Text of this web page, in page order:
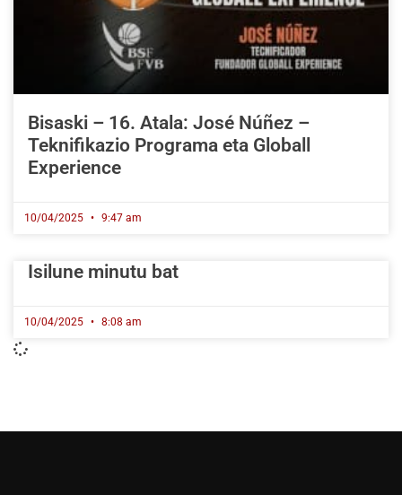
Bisaski – 16. Atala: José Núñez –
Teknifikazio Programa eta Globall
Experience
10/04/2025 9:47 am
Isilune minutu bat
10/04/2025 8:08 am